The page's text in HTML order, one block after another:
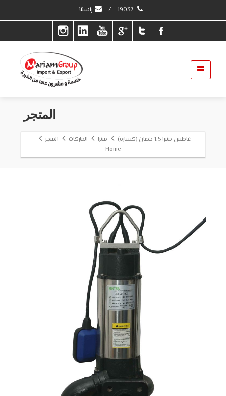
/ راسلنا
المتجر
غاطس منترا 1.5 حصان (كسارة) منترا الماركات
المتجر
Home